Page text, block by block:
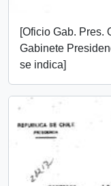
[Oficio Gab. Pres.
Gabinete
se indica]